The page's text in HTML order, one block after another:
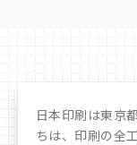
日本印刷は東京
ちは、印刷の全